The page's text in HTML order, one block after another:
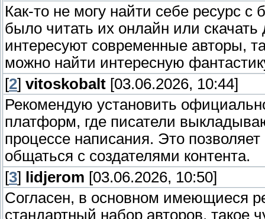
Как-то не могу найти себе ресурс
было читать их онлайн или
интересуют современные авторы,
можно найти интересную
[2] vitoskobalt [03.06.2026, 10:44]
Рекомендую установить
платформ, где писатели
процессе написания. Это
общаться с создателями контента.
[3] lidjerom [03.06.2026, 10:50]
Согласен, в основном имеющиеся
стандартный набор авторов, такое